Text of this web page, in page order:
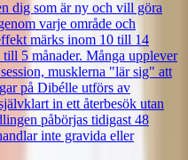
dig som är ny och vill göra
varje område och
märks inom 10 till 14
5 månader. Många upplever
musklerna "lär sig" att
på Dibélle utförs av
in ett återbesök utan
påbörjas tidigast 48
inte gravida eller